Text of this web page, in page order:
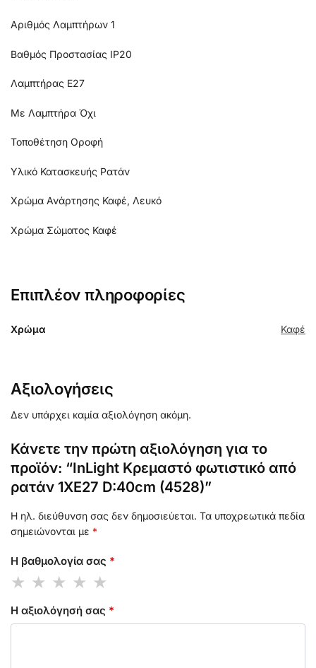
Αριθμός Λαμπτήρων 1
Βαθμός Προστασίας IP20
Λαμπτήρας Ε27
Με Λαμπτήρα Όχι
Τοποθέτηση Οροφή
Υλικό Κατασκευής Ρατάν
Χρώμα Ανάρτησης Καφέ, Λευκό
Χρώμα Σώματος Καφέ
Επιπλέον πληροφορίες
Χρώμα Καφέ
Αξιολογήσεις
Δεν υπάρχει καμία αξιολόγηση ακόμη.
Κάνετε την πρώτη αξιολόγηση για το
προϊόν: “InLight Κρεμαστό φωτιστικό από
ρατάν 1XE27 D:40cm (4528)”
Η ηλ. διεύθυνση σας δεν δημοσιεύεται. Τα υποχρεωτικά πεδία
σημειώνονται με *
Η βαθμολογία σας *
Η αξιολόγησή σας *